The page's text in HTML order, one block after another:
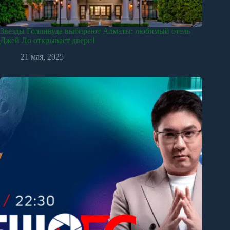
Звезды Голливуда выбирают Алматы: любимый отель
Джей Ло открывает двери!
21 мая, 2025